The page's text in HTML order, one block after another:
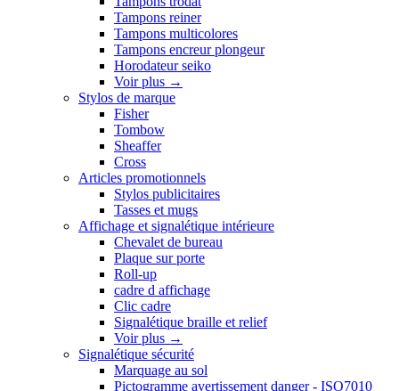
Tampons reiner
Tampons multicolores
Tampons encreur plongeur
Horodateur seiko
Voir plus →
Stylos de marque
Fisher
Tombow
Sheaffer
Cross
Articles promotionnels
Stylos publicitaires
Tasses et mugs
Affichage et signalétique intérieure
Chevalet de bureau
Plaque sur porte
Roll-up
cadre d affichage
Clic cadre
Signalétique braille et relief
Voir plus →
Signalétique sécurité
Marquage au sol
Pictogramme avertissement danger - ISO7010